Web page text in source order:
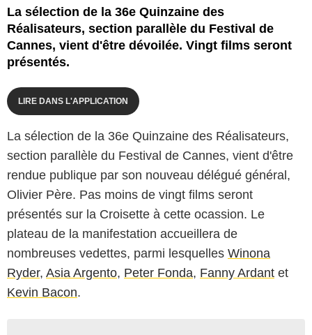
La sélection de la 36e Quinzaine des
Réalisateurs, section parallèle du Festival de
Cannes, vient d'être dévoilée. Vingt films seront
présentés.
LIRE DANS L'APPLICATION
La sélection de la 36e Quinzaine des Réalisateurs,
section parallèle du Festival de Cannes, vient d'être
rendue publique par son nouveau délégué général,
Olivier Père. Pas moins de vingt films seront
présentés sur la Croisette à cette ocassion. Le
plateau de la manifestation accueillera de
nombreuses vedettes, parmi lesquelles Winona
Ryder, Asia Argento, Peter Fonda, Fanny Ardant et
Kevin Bacon.